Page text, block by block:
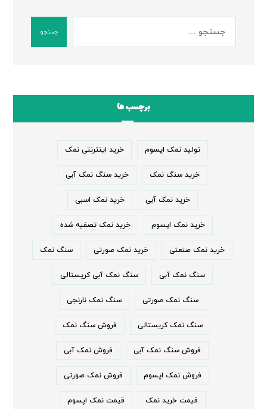
جستجو
برچسب ها
تولید نمک اپسوم خرید اینترنتی نمک
خرید سنگ نمک خرید سنگ نمک آبی
خرید نمک آبی خرید نمک اسبی
خرید نمک اپسوم خرید نمک تصفیه شده
خرید نمک صنعتی خرید نمک صورتی سنگ نمک
سنگ نمک آبی سنگ نمک آبی کریستالی
سنگ نمک صورتی سنگ نمک نارنجی
سنگ نمک کریستالی فروش سنگ نمک
فروش سنگ نمک آبی فروش نمک آبی
فروش نمک اپسوم فروش نمک صورتی
قیمت خرید نمک قیمت نمک اپسوم